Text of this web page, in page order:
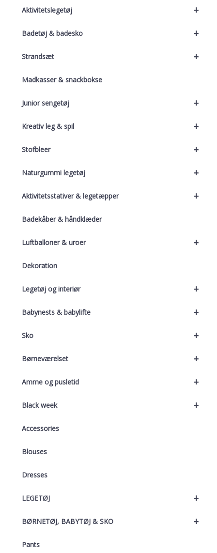
+
Aktivitetslegetøj
+
Badetøj & badesko
+
Strandsæt
Madkasser & snackbokse
+
Junior sengetøj
+
Kreativ leg & spil
+
Stofbleer
+
Naturgummi legetøj
+
Aktivitetsstativer & legetæpper
Badekåber & håndklæder
+
Luftballoner & uroer
Dekoration
+
Legetøj og interiør
+
Babynests & babylifte
+
Sko
+
Børneværelset
+
Amme og pusletid
+
Black week
Accessories
Blouses
Dresses
+
LEGETØJ
+
BØRNETØJ, BABYTØJ & SKO
Pants